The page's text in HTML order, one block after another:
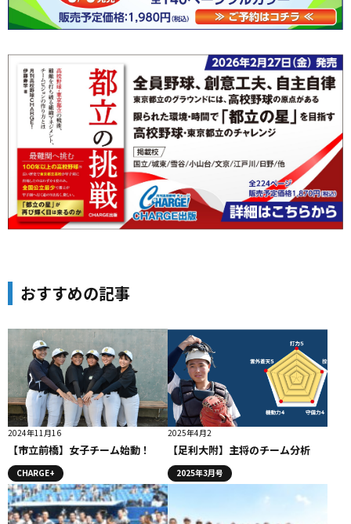
おすすめの記事
2024年11月16
【市立前橋】女子チーム始動！
CHARGE+
2025年4月2
【足利大附】主将のチーム分析
2025年3月号